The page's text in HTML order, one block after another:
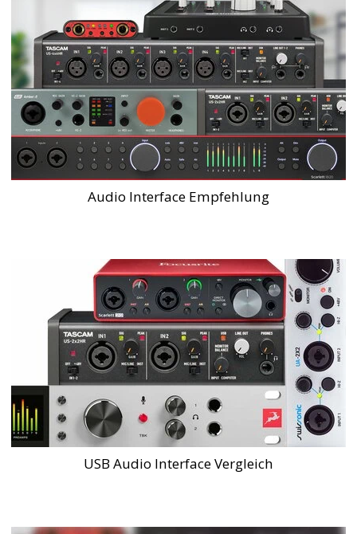
Audio Interface Empfehlung
USB Audio Interface Vergleich